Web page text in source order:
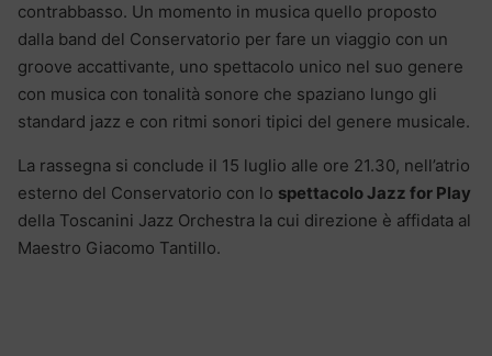
contrabbasso. Un momento in musica quello proposto
dalla band del Conservatorio per fare un viaggio con un
groove accattivante, uno spettacolo unico nel suo genere
con musica con tonalità sonore che spaziano lungo gli
standard jazz e con ritmi sonori tipici del genere musicale.
La rassegna si conclude il 15 luglio alle ore 21.30, nell’atrio
esterno del Conservatorio con lo spettacolo Jazz for Play
della Toscanini Jazz Orchestra la cui direzione è affidata al
Maestro Giacomo Tantillo.